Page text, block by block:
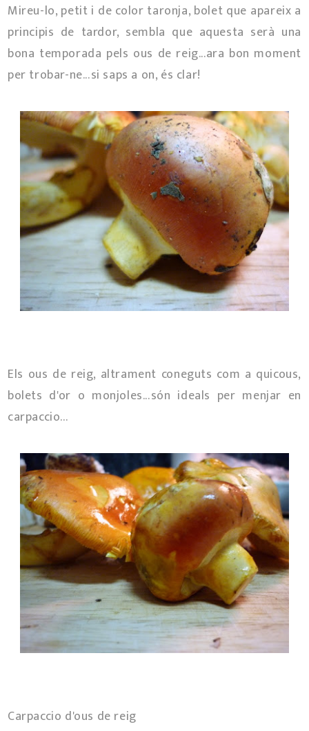
Mireu-lo, petit i de color taronja, bolet que apareix a
principis de tardor, sembla que aquesta serà una
bona temporada pels ous de reig...ara bon moment
per trobar-ne...si saps a on, és clar!
Els ous de reig, altrament coneguts com a quicous,
bolets d'or o monjoles...són ideals per menjar en
carpaccio...
Carpaccio d'ous de reig